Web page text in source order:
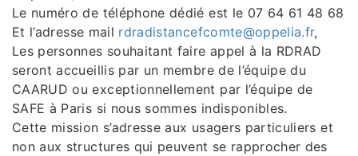
Le numéro de téléphone dédié est le 07 64 61 48 68
Et l’adresse mail rdradistancefcomte@oppelia.fr,
Les personnes souhaitant faire appel à la RDRAD
seront accueillis par un membre de l’équipe du
CAARUD ou exceptionnellement par l’équipe de
SAFE à Paris si nous sommes indisponibles.
Cette mission s’adresse aux usagers particuliers et
non aux structures qui peuvent se rapprocher des